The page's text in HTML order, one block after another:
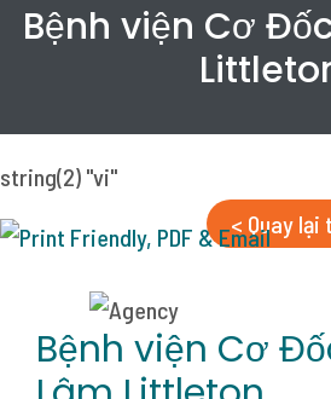
Bệnh viện Cơ
string(2) "vi"
< Quay
Bệnh viện Cơ